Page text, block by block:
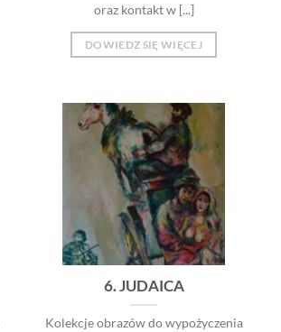
oraz kontakt w [...]
DOWIEDZ SIĘ WIĘCEJ
6. JUDAICA
Kolekcje obrazów do wypożyczenia